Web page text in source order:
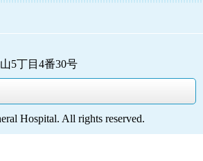
5丁目4番30号
Hospital. All rights reserved.